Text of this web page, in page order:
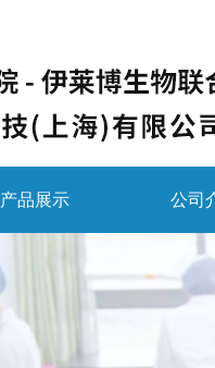
产品展示 公司